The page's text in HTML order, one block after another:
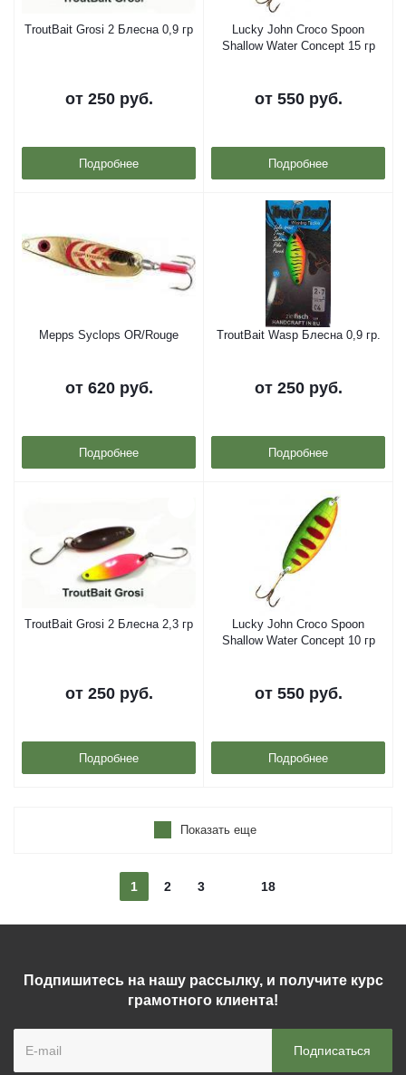
TroutBait Grosi 2 Блесна 0,9 гр
от 250 руб.
Подробнее
Lucky John Croco Spoon
Shallow Water Concept 15 гр
от 550 руб.
Подробнее
Mepps Syclops OR/Rouge
от 620 руб.
Подробнее
TroutBait Wasp Блесна 0,9 гр.
от 250 руб.
Подробнее
TroutBait Grosi 2 Блесна 2,3 гр
от 250 руб.
Подробнее
Lucky John Croco Spoon
Shallow Water Concept 10 гр
от 550 руб.
Подробнее
Показать еще
1 2 3 18
Подпишитесь на нашу рассылку, и получите курс
грамотного клиента!